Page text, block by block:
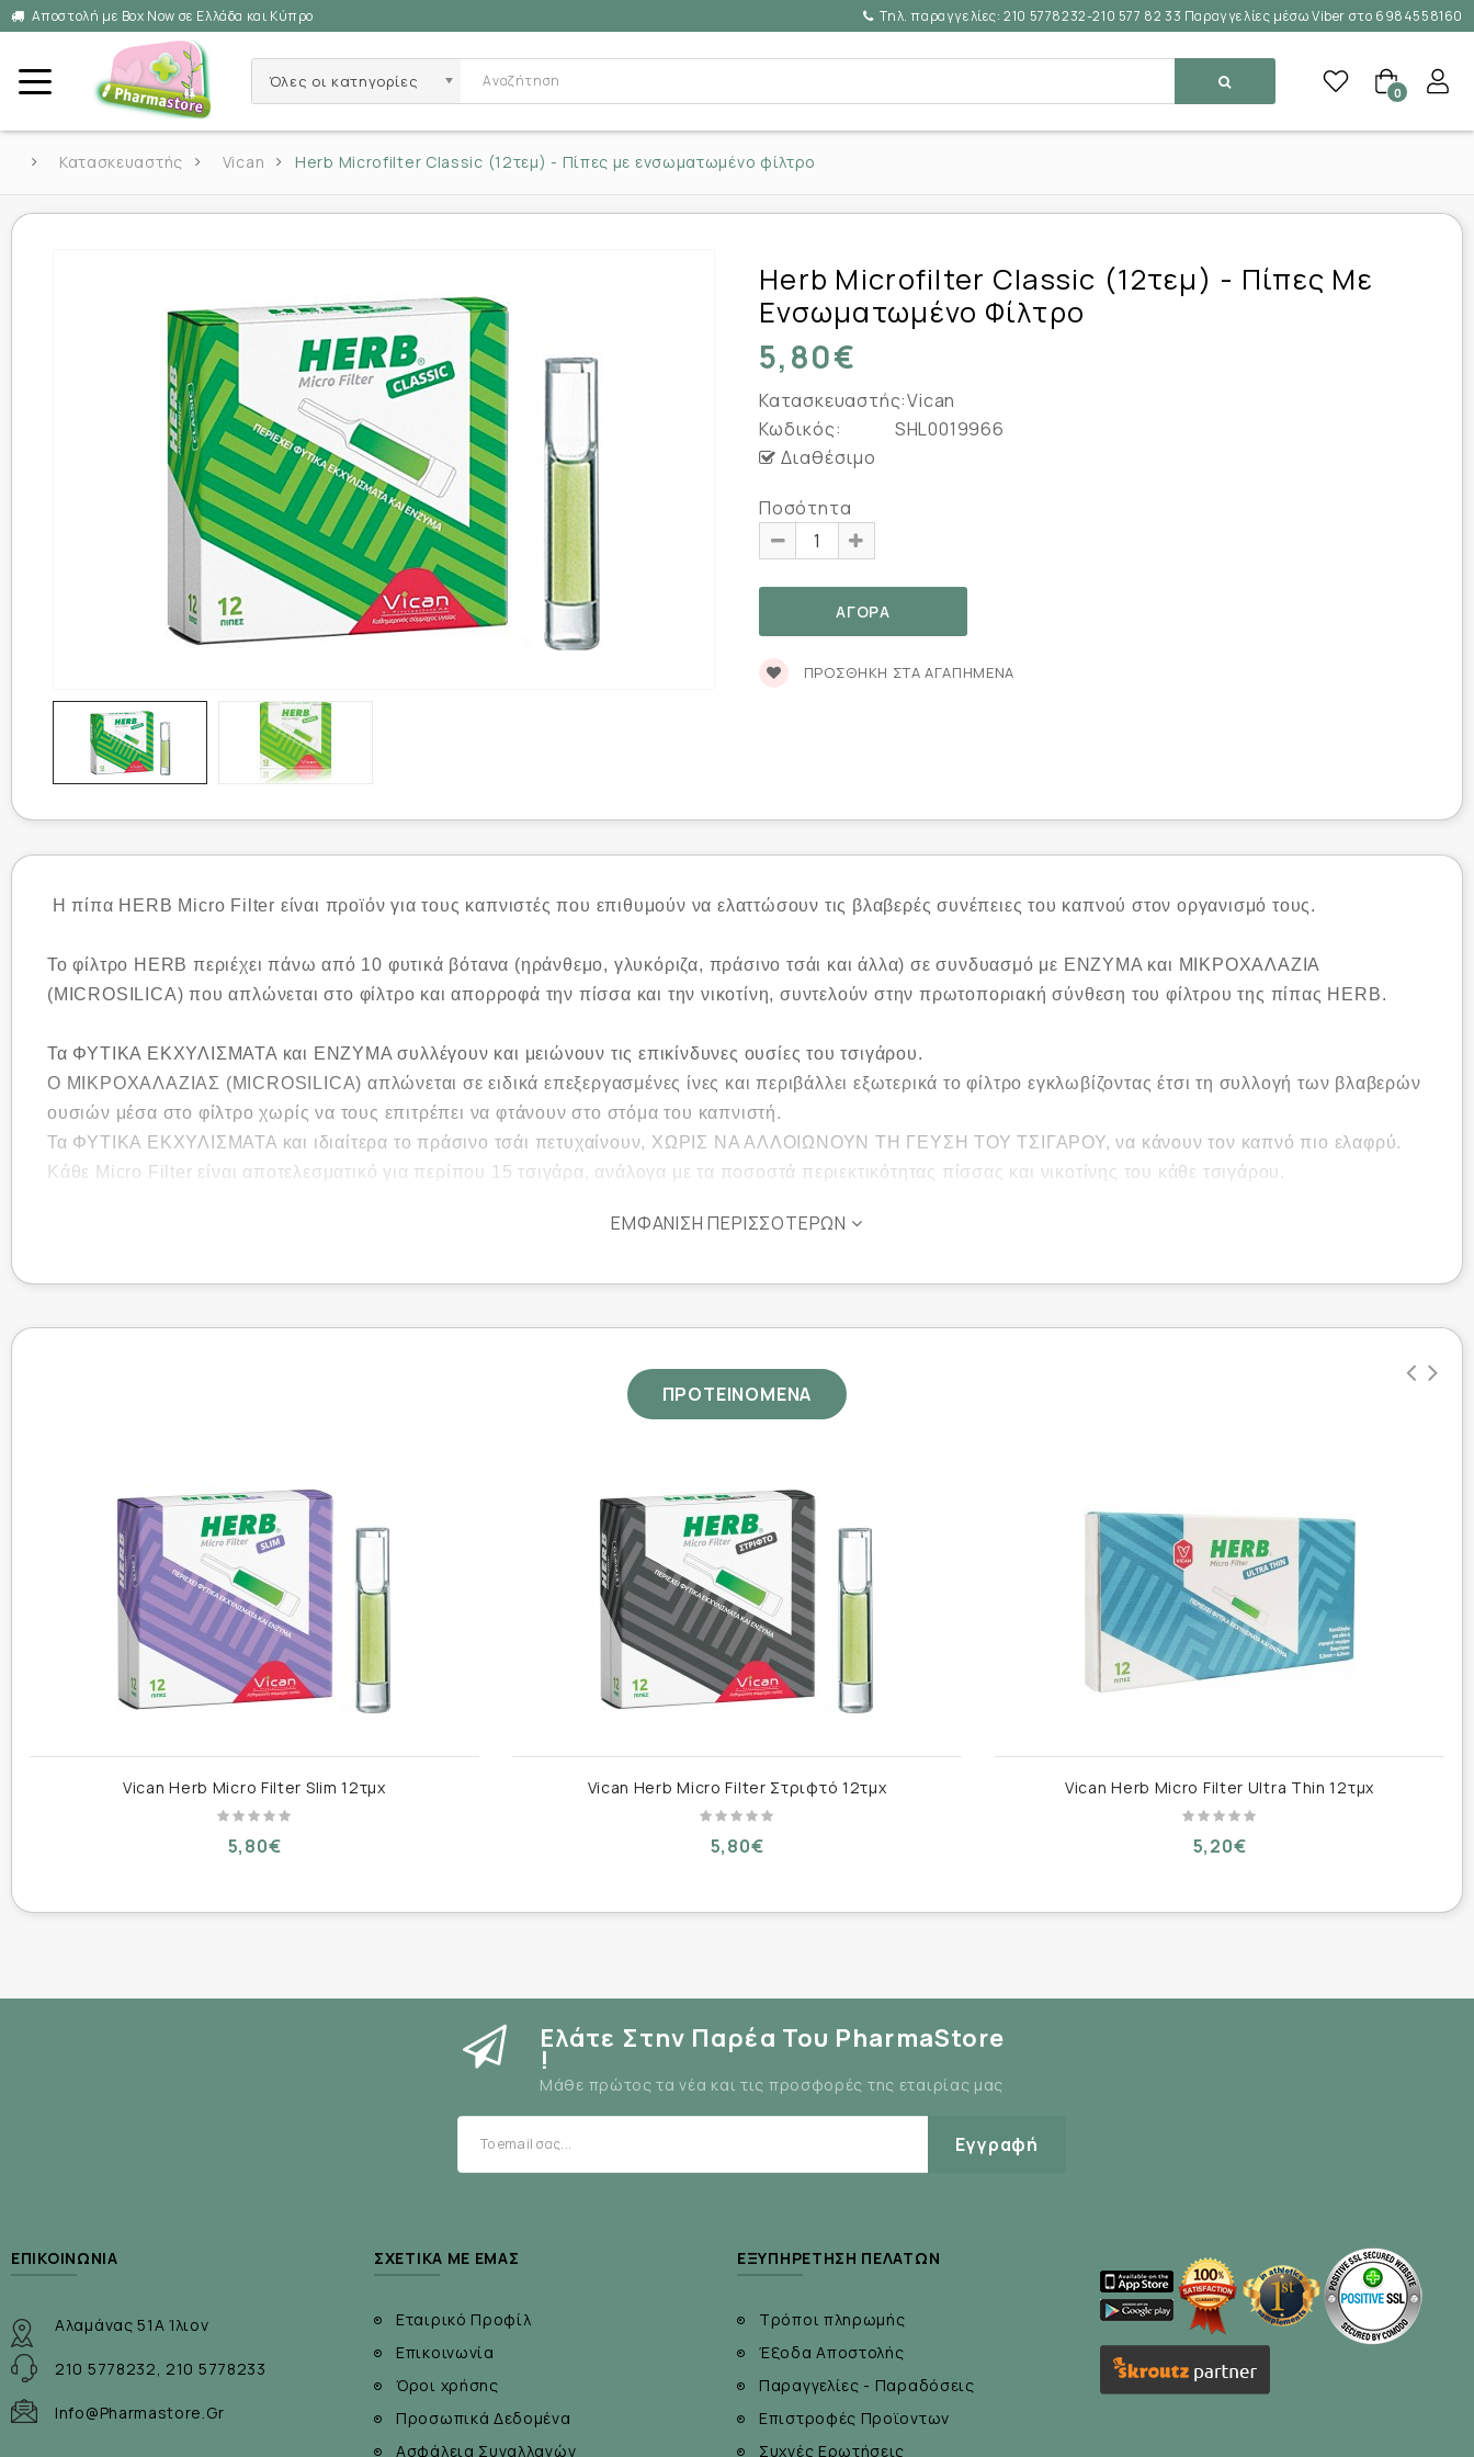
Αποστολή με Box Now σε Ελλάδα και Κύπρο Τηλ. παραγγελίες:210 5778232-210 577 82 33 Παραγγελίες μέσω Viber στο 6984558160
Όλες οι κατηγορίες
0
Κατασκευαστής Vican Herb Microfilter Classic (12τεμ) - Πίπες με ενσωματωμένο φίλτρο
Herb Microfilter Classic (12τεμ) - Πίπες Με
Ενσωματωμένο Φίλτρο
5,80€
Κατασκευαστής:Vican
Κωδικός:
SHL0019966
Διαθέσιμο
Ποσότητα
ΠΡΟΣΘΉΚΗ ΣΤΑ ΑΓΑΠΗΜΈΝΑ
Η πίπα HERB Micro Filter είναι προϊόν για τους καπνιστές που επιθυμούν να ελαττώσουν τις βλαβερές συνέπειες του καπνού στον οργανισμό τους.
Το φίλτρο HERB περιέχει πάνω από 10 φυτικά βότανα (ηράνθεμο, γλυκόριζα, πράσινο τσάι και άλλα) σε συνδυασμό με ΕΝΖΥΜΑ και ΜΙΚΡΟΧΑΛΑΖΙΑ
(ΜΙCROSILICA) που απλώνεται στο φίλτρο και απορροφά την πίσσα και την νικοτίνη, συντελούν στην πρωτοποριακή σύνθεση του φίλτρου της πίπας HERB.
Τα ΦΥΤΙΚΑ ΕΚΧΥΛΙΣΜΑΤΑ και ΕΝΖΥΜΑ συλλέγουν και μειώνουν τις επικίνδυνες ουσίες του τσιγάρου.
Ο ΜΙΚΡΟΧΑΛΑΖΙΑΣ (MICROSILICA) απλώνεται σε ειδικά επεξεργασμένες ίνες και περιβάλλει εξωτερικά το φίλτρο εγκλωβίζοντας έτσι τη συλλογή των βλαβερών
ουσιών μέσα στο φίλτρο χωρίς να τους επιτρέπει να φτάνουν στο στόμα του καπνιστή.
Τα ΦΥΤΙΚΑ ΕΚΧΥΛΙΣΜΑΤΑ και ιδιαίτερα το πράσινο τσάι πετυχαίνουν, ΧΩΡΙΣ ΝΑ ΑΛΛΟΙΩΝΟΥΝ ΤΗ ΓΕΥΣΗ ΤΟΥ ΤΣΙΓΑΡΟΥ, να κάνουν τον καπνό πιο ελαφρύ.
Κάθε Micro Filter είναι αποτελεσματικό για περίπου 15 τσιγάρα, ανάλογα με τα ποσοστά περιεκτικότητας πίσσας και νικοτίνης του κάθε τσιγάρου.
ΕΜΦΆΝΙΣΗ ΠΕΡΙΣΣΌΤΕΡΩΝ
ΠΡΟΤΕΙΝΟΜΕΝΑ
Vican Herb Micro Filter Slim 12τμχ
5,80€
Vican Herb Micro Filter Στριφτό 12τμχ
5,80€
Vican Herb Micro Filter Ultra Thin 12τμχ
5,20€
Ελάτε Στην Παρέα Του PharmaStore
!
Μάθε πρώτος τα νέα και τις προσφορές της εταιρίας μας
Εγγραφή
ΕΠΙΚΟΙΝΩΝΊΑ
Αλαμάνας 51Α Ίλιον
210 5778232, 210 5778233
Info@pharmastore.gr
ΣΧΕΤΙΚΆ ΜΕ ΕΜΆΣ
Εταιρικό Προφίλ
Επικοινωνία
Όροι χρήσης
Προσωπικά Δεδομένα
Ασφάλεια Συναλλαγών
ΕΞΥΠΗΡΈΤΗΣΗ ΠΕΛΑΤΏΝ
Τρόποι πληρωμής
Έξοδα Αποστολής
Παραγγελίες - Παραδόσεις
Επιστροφές Προϊοντων
Συχνές Ερωτήσεις